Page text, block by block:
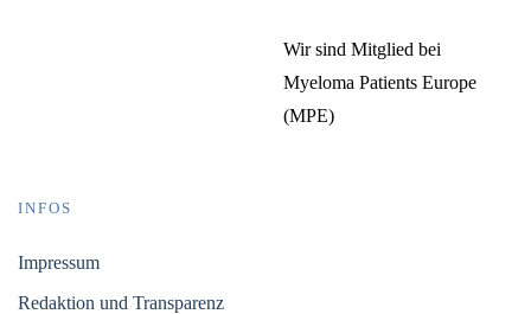
Wir sind Mitglied bei
Myeloma Patients Europe
(MPE)
INFOS
Impressum
Redaktion und Transparenz